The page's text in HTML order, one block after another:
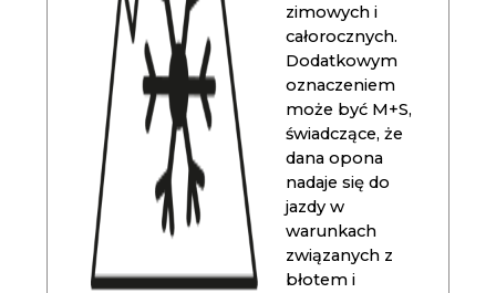
zimowych i
całorocznych.
Dodatkowym
oznaczeniem
może być M+S,
świadczące, że
dana opona
nadaje się do
jazdy w
warunkach
związanych z
błotem i